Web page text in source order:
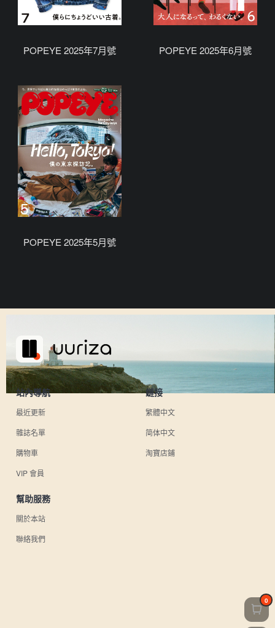
POPEYE 2025年7月號 POPEYE 2025年6月號
POPEYE 2025年5月號
站內導航
最近更新
雜誌名單
購物車
VIP 會員
鏈接
繁體中文
简体中文
淘寶店鋪
幫助服務
關於本站
聯絡我們
0